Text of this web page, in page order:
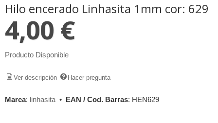
Hilo encerado Linhasita 1mm cor: 629
4,00 €
Producto Disponible
Ver descripción Hacer pregunta
Marca: linhasita • EAN / Cod. Barras: HEN629